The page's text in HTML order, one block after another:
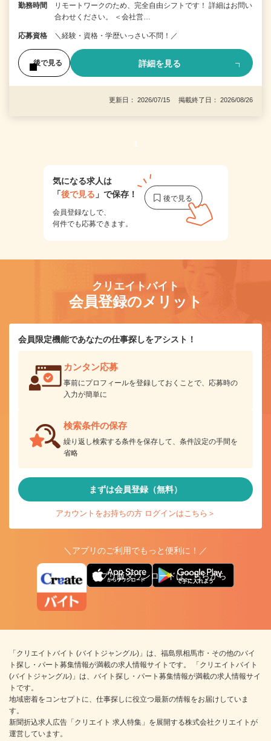
勤務時間
リモートワークのため、完全自由シフトです！ 詳細はお問い
合わせください。 ＜会社営…
応募資格 ＼経験・資格・学歴いっさい不問！／
後で見る 詳細を見る
更新日： 2026/07/15 掲載終了日： 2026/08/26
1
気になる求人は
「後で見る 」で保存！
会員登録なしで、
何件でも応募できます。
クリエイトバイト
会員登録のメリット
会員限定機能であなたの仕事探しをアシスト！
カンタン応募
事前にプロフィールを登録しておくことで、応募時の
入力が簡単に
検索条件の保存
繰り返し検索する条件を保存して、条件設定の手間を
省略
まずは会員登録（無料）
アカウントをお持ちの方 ログインはこちら＞
＼アプリのご利用でもっと便利に！／
アプリ版ダウンロードはこちらから
「クリエイトバイト (バイトジャングル)」は、福島県相馬市・その他のバイ
ト探し・パート募集情報が満載の求人情報サイトです。 「クリエイトバイト
(バイトジャングル)」は、バイト探し・パート募集情報が満載の求人情報サイ
トです。
地域密着をコンセプトに、仕事探しに役立つ最新の情報をお届けしていま
す。
新聞折込求人広告「クリエイト 求人特集」を展開する株式会社クリエイトが
運営しています。